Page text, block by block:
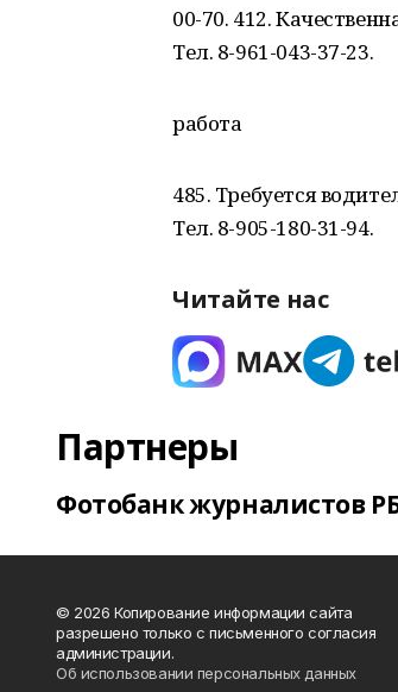
00-70. 412.
Тел. 8-961-043-37-23.
работа
485. Требуется
Тел. 8-905-180-31-94.
Читайте нас
Партнеры
Фотобанк журналистов
© 2026 Копирование информации сайта
разрешено только с письменного согласия
администрации.
Об использовании персональных данных